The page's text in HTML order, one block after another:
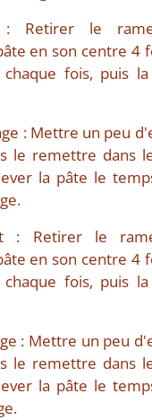
Retirer le
en son centre 4
fois, puis
: Mettre un peu
le remettre dans
la pâte le
: Retirer le
en son centre 4
fois, puis
: Mettre un peu
le remettre dans
la pâte le